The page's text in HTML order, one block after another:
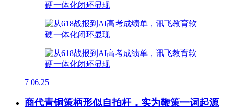
7 06.25
商代青铜策柄形似自拍杆，实为鞭策一词起源